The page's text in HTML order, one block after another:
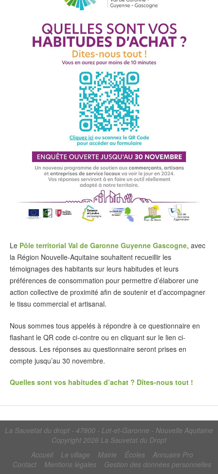
Le Pôle territorial Val de Garonne Guyenne Gascogne, avec
la Région Nouvelle-Aquitaine souhaitent recueillir les
témoignages des habitants sur leurs habitudes et leurs
préférences de consommation pour permettre d’élaborer une
action collective de proximité afin de soutenir et d’accompagner
le tissu commercial et artisanal.
Nous sommes tous appelés à répondre à ce questionnaire en
flashant le QR code ci-contre ou en cliquant sur le lien ci-
dessous. Les réponses au questionnaire seront prises en
compte jusqu’au 30 novembre.
Quelles sont vos habitudes d’achat ? Dîtes-nous tout !
La Sauvetat du dropt - 47800 - Lot-et-Garonne - Nouvelle Aquitaine
Copyright 2026 La Sauvetat du Dropt
Accueil
Le village Mairie Écoles
Annuaire Pro
Contact
Mentions légales Gestion des données personnelles